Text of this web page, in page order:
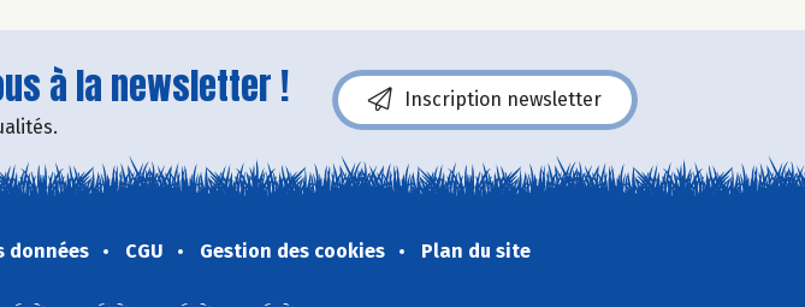
à la newsletter ! Inscription newsletter
données CGU Gestion des cookies Plan du site